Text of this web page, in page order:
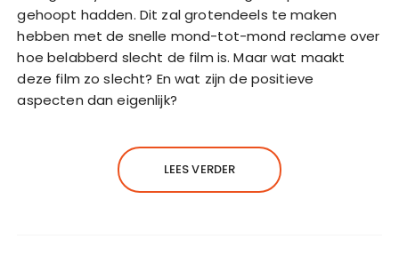
gehoopt hadden. Dit zal grotendeels te maken
hebben met de snelle mond-tot-mond reclame over
hoe belabberd slecht de film is. Maar wat maakt
deze film zo slecht? En wat zijn de positieve
aspecten dan eigenlijk?
LEES VERDER